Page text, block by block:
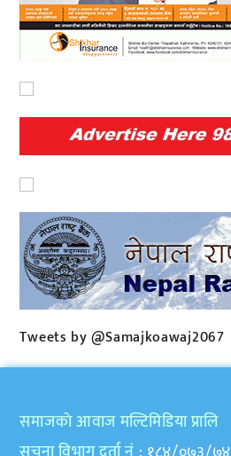
Tweets by @Samajkoawaj2067
समाजकाे आवाज मल्टिमिडिया प्रालि